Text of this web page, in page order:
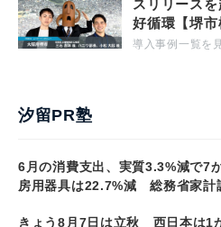
スリリース
好循環【堺市
導入事例一覧を
汐留PR塾
6月の消費支出、実質3.3%減で
房用器具は22.7%減 総務省家計
きょう8月7日は立秋 西日本は1